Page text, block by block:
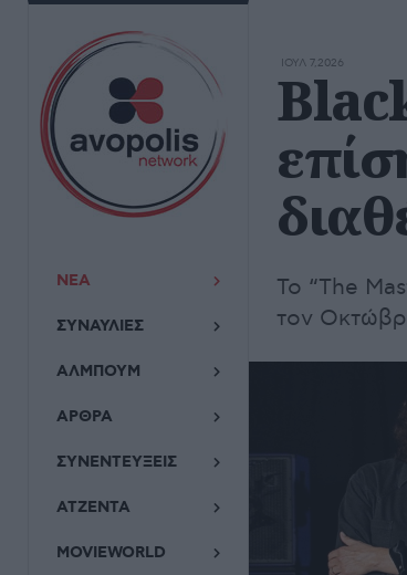
ΝΕΑ
ΣΥΝΑΥΛΙΕΣ
ΑΛΜΠΟΥΜ
ΑΡΘΡΑ
ΣΥΝΕΝΤΕΥΞΕΙΣ
ΑΤΖΕΝΤΑ
MOVIEWORLD
ΙΟΥΛ 7,2026
Το “The
τον